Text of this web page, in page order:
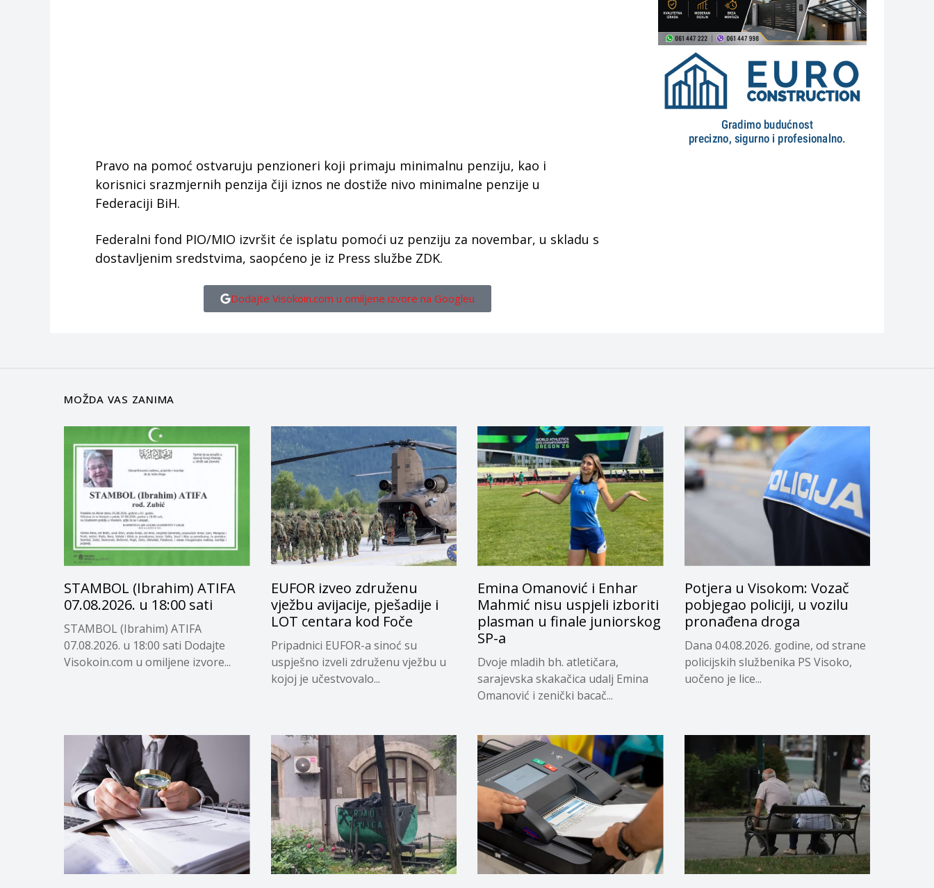
Pravo na pomoć ostvaruju penzioneri koji primaju minimalnu penziju, kao i
korisnici srazmjernih penzija čiji iznos ne dostiže nivo minimalne penzije u
Federaciji BiH.
Federalni fond PIO/MIO izvršit će isplatu pomoći uz penziju za novembar, u skladu s
dostavljenim sredstvima, saopćeno je iz Press službe ZDK.
Dodajte Visokoin.com u omiljene izvore na Googleu
MOŽDA VAS ZANIMA
STAMBOL (Ibrahim) ATIFA
07.08.2026. u 18:00 sati
STAMBOL (Ibrahim) ATIFA
07.08.2026. u 18:00 sati Dodajte
Visokoin.com u omiljene izvore...
EUFOR izveo združenu
vježbu avijacije, pješadije i
LOT centara kod Foče
Pripadnici EUFOR-a sinoć su
uspješno izveli združenu vježbu u
kojoj je učestvovalo...
Emina Omanović i Enhar
Mahmić nisu uspjeli izboriti
plasman u finale juniorskog
SP-a
Dvoje mladih bh. atletičara,
sarajevska skakačica udalj Emina
Omanović i zenički bacač...
Potjera u Visokom: Vozač
pobjegao policiji, u vozilu
pronađena droga
Dana 04.08.2026. godine, od strane
policijskih službenika PS Visoko,
uočeno je lice...